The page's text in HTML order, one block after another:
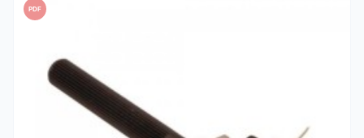
PDF